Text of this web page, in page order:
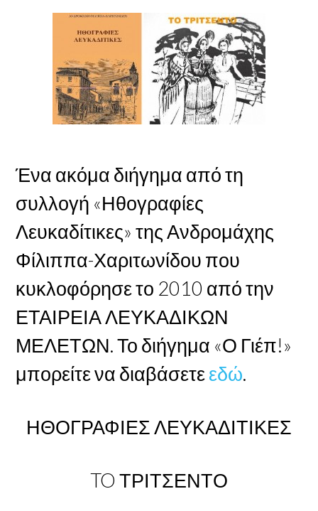
Ένα ακόμα διήγημα από τη
συλλογή «Ηθογραφίες
Λευκαδίτικες» της Ανδρομάχης
Φίλιππα-Χαριτωνίδου που
κυκλοφόρησε το 2010 από την
ΕΤΑΙΡΕΙΑ ΛΕΥΚΑΔΙΚΩΝ
ΜΕΛΕΤΩΝ. Το διήγημα «Ο Γιέπ!»
μπορείτε να διαβάσετεεδώ.
ΗΘΟΓΡΑΦΙΕΣ ΛΕΥΚΑΔΙΤΙΚΕΣ
TO ΤΡΙΤΣΕΝΤΟ